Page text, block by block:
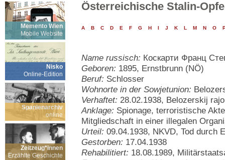
Memento Wien
Mobile Website
Nisko
Online-Edition
Spanienarchiv
online
Zeitzeug*innen
Erzählte Geschichte
Österreichische Stalin-
A B C D E F G H I J K L M N O
Name russisch: Коскарти Франц
Geboren: 1895, Ernstbrunn (NÖ)
Beruf: Schlosser
Wohnorte in der Sowjetunion:
Verhaftet: 28.02.1938, Belozerskij
Anklage: Spionage, terroristische
Mitgliedschaft in einer illegalen
Urteil: 09.04.1938, NKVD, Tod durch
Gestorben: 17.04.1938
Rehabilitiert: 18.08.1989,